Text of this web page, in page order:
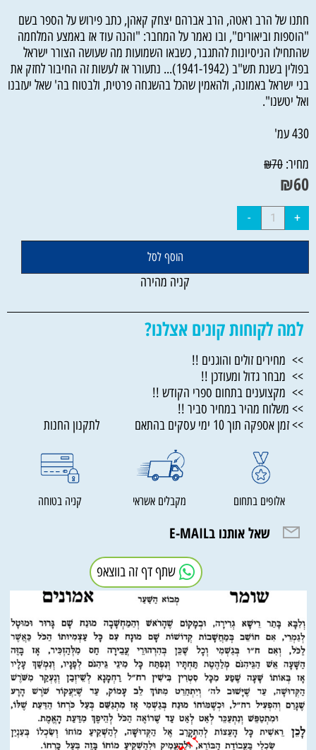
חתנו של הרב ראטה, הרב אברהם יצחק קאהן, כתב פירוש על הספר בשם
"הוספות וביאורים", ובו נאמר על המחבר: "והנה עוד אז באמצע המלחמה
שהתחילו הניסיונות להתגבר, כשבאו השמועות מה שעושה הצורר ישראל
בפולין בשנת תש"ב (1941-1942)... נתעורר אז לעשות זה החיבור לחזק את
בני ישראל באמונה, ולהאמין שהכל בהשגחה פרטית, ולבטוח בה' שאל יעזבנו
ואל יטשנו".
430 עמ'
מחיר:
₪70
₪60
הוסף לסל
קניה מהירה
למה לקוחות קונים אצלנו?
>> מחירים זולים והוגנים !!
>> מבחר גדול ומעודכן !!
>> מקצוענים בתחום ספרי הקודש !!
>> משלוח מהיר במחיר סביר !!
>> זמן אספקה תוך 10 ימי עסקים בהתאם לתקנון החנות
אלופים בתחום מקבלים אשראי קניה בטוחה
שאל אותנו בE-MAIL
שתף דף זה בווצאפ